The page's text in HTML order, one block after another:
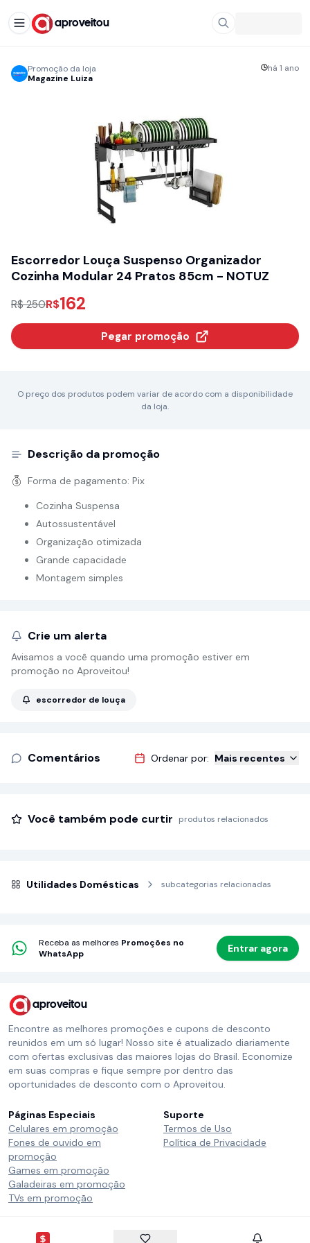
aproveitou
Promoção da loja
Magazine Luiza
há 1 ano
Escorredor Louça Suspenso Organizador
Cozinha Modular 24 Pratos 85cm - NOTUZ
R$ 250R$162
Pegar promoção
O preço dos produtos podem variar de acordo com a disponibilidade
da loja.
Descrição da promoção
Forma de pagamento: Pix
Cozinha Suspensa
Autossustentável
Organização otimizada
Grande capacidade
Montagem simples
Crie um alerta
Avisamos a você quando uma promoção estiver em
promoção no Aproveitou!
escorredor de louça
Comentários Ordenar por: Mais recentes
Você também pode curtir produtos relacionados
Utilidades Domésticas subcategorias relacionadas
Receba as melhores Promoções no
WhatsApp
Entrar agora
aproveitou
Encontre as melhores promoções e cupons de desconto
reunidos em um só lugar! Nosso site é atualizado diariamente
com ofertas exclusivas das maiores lojas do Brasil. Economize
em suas compras e fique sempre por dentro das
oportunidades de desconto com o Aproveitou.
Páginas Especiais
Celulares em promoção
Fones de ouvido em
promoção
Games em promoção
Galadeiras em promoção
TVs em promoção
Suporte
Termos de Uso
Política de Privacidade